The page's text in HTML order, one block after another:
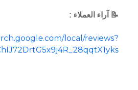
📝 آراء العملاء :
local/reviews?